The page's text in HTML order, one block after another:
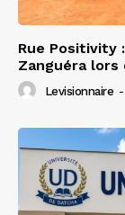
Rue Positivity
Zanguéra lors
Levisionnaire -